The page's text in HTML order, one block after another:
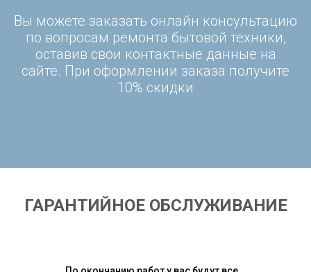
Вы можете заказать онлайн консультацию
по вопросам ремонта бытовой техники,
оставив свои контактные данные на
сайте. При оформлении заказа получите
10% скидки
ГАРАНТИЙНОЕ ОБСЛУЖИВАНИЕ